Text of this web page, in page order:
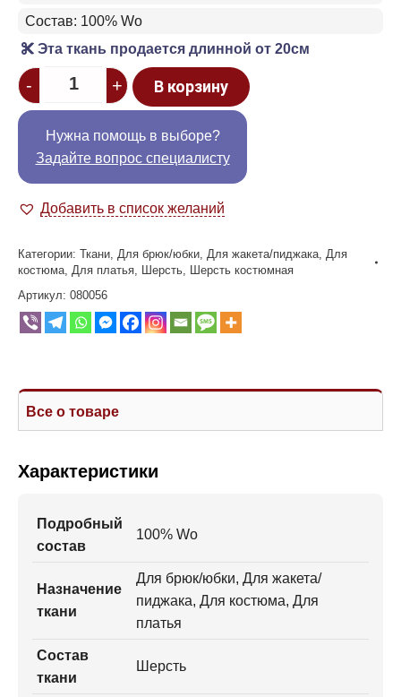
Состав: 100% Wo
Эта ткань продается длинной от 20см
Quantity
- + В корзину
Нужна помощь в выборе?
Задайте вопрос специалисту
Добавить в список желаний
Категории: Ткани Для брюк/юбки Для жакета/пиджака Для
костюма Для платья Шерсть Шерсть костюмная
Артикул: 080056
Все о товаре
Характеристики
Подробный
состав
100% Wo
Назначение
ткани
Для брюк/юбки, Для жакета/
пиджака, Для костюма, Для
платья
Состав
ткани
Шерсть